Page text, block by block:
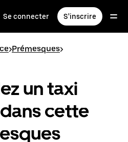
Se connecter S'inscrire
>Prémesques>
un taxi
cette